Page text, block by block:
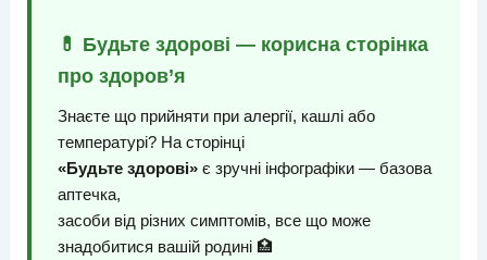
💊 Будьте здорові — корисна сторінка
про здоров’я
Знаєте що прийняти при алергії, кашлі або
температурі? На сторінці
«Будьте здорові»є зручні інфографіки — базова
аптечка,
засоби від різних симптомів, все що може
знадобитися вашій родині 🏥